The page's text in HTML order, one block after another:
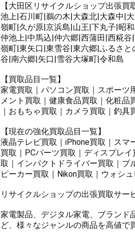
【大田区リサイクルショップ出張買
池上|石川町|鵜の木|大森北|大森中|
嶺町|久が原|京浜島|山王|下丸子|昭
仲池上|中馬込|仲六郷|西蒲田|西糀
嶺町|東矢口|東雪谷|東六郷|ふるさ
谷|南六郷|矢口|雪谷大塚町|令和島
【買取品目一覧】
家電買取｜パソコン買取｜スポーツ
メント買取｜健康食品買取｜化粧
｜おもちゃ買取｜カメラ買取｜釣具
【現在の強化買取品目一覧】
液晶テレビ買取｜iPhone買取｜ス
買取｜PCパーツ買取｜ディスプレ
取｜インパクトドライバー買取｜ブ
ピーカー買取｜Nikon買取｜ウォシ
リサイクルショップの出張買取サー
家電製品、デジタル家電、ブランド
ど、様々なジャンルの商品を高値で